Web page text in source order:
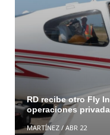
RD recibe otro Fly
operaciones
MARTÍNEZ/ABR 22